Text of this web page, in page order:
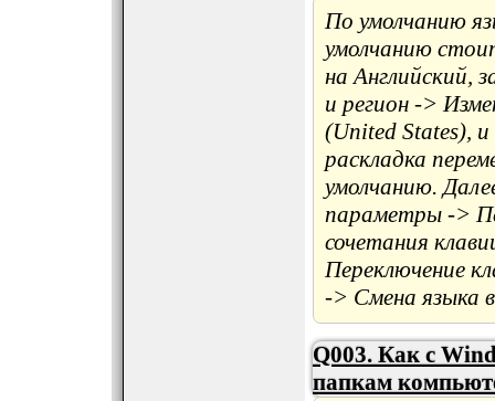
По умолчанию
умолчанию
на Английский,
и регион ->
(United States),
раскладка
умолчанию.
параметры ->
сочетания
Переключение
-> Смена языка
Q003. Как с
папкам